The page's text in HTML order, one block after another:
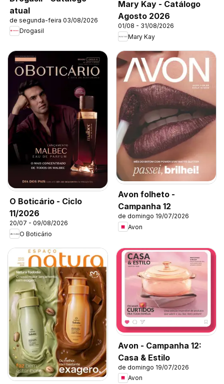
atual
de segunda-feira 03/08/2026
Drogasil
Mary Kay - Catálogo
Agosto 2026
01/08 - 31/08/2026
Mary Kay
O Boticário - Ciclo
11/2026
20/07 - 09/08/2026
O Boticário
Avon folheto -
Campanha 12
de domingo 19/07/2026
Avon
Avon - Campanha 12:
Casa & Estilo
de domingo 19/07/2026
Avon